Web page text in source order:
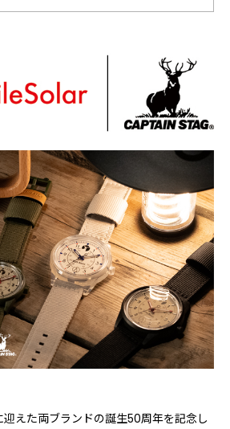
えた両ブランドの誕生50周年を記念し